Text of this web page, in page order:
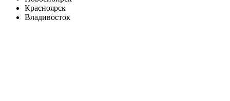
Красноярск
Владивосток